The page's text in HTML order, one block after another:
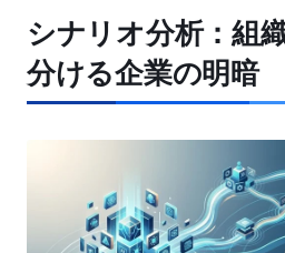
シナリオ分析：組
分ける企業の明暗